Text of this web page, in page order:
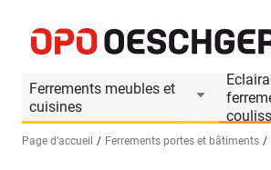
Ferrements meubles et
cuisines
Page d’accueil Ferrements portes et bâtiments
Informations produit